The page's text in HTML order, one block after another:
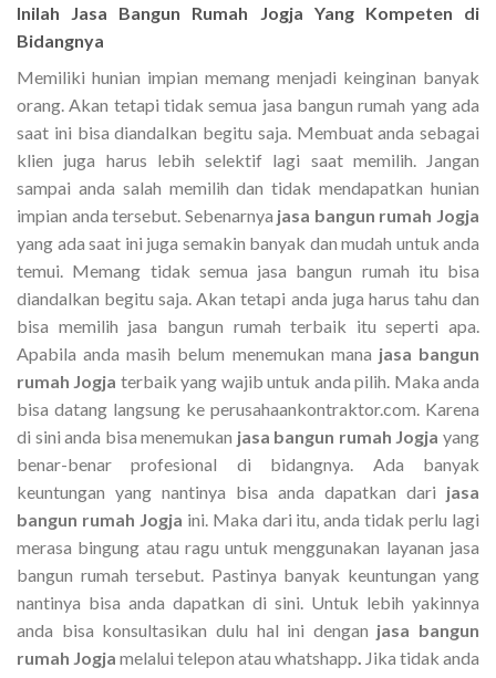
Inilah Jasa Bangun Rumah Jogja Yang Kompeten di
Bidangnya
Memiliki hunian impian memang menjadi keinginan banyak
orang. Akan tetapi tidak semua jasa bangun rumah yang ada
saat ini bisa diandalkan begitu saja. Membuat anda sebagai
klien juga harus lebih selektif lagi saat memilih. Jangan
sampai anda salah memilih dan tidak mendapatkan hunian
impian anda tersebut. Sebenarnya jasa bangun rumah Jogja
yang ada saat ini juga semakin banyak dan mudah untuk anda
temui. Memang tidak semua jasa bangun rumah itu bisa
diandalkan begitu saja. Akan tetapi anda juga harus tahu dan
bisa memilih jasa bangun rumah terbaik itu seperti apa.
Apabila anda masih belum menemukan mana jasa bangun
rumah Jogja terbaik yang wajib untuk anda pilih. Maka anda
bisa datang langsung ke perusahaankontraktor.com. Karena
di sini anda bisa menemukan jasa bangun rumah Jogjayang
benar-benar profesional di bidangnya. Ada banyak
keuntungan yang nantinya bisa anda dapatkan dari jasa
bangun rumah Jogja ini. Maka dari itu, anda tidak perlu lagi
merasa bingung atau ragu untuk menggunakan layanan jasa
bangun rumah tersebut. Pastinya banyak keuntungan yang
nantinya bisa anda dapatkan di sini. Untuk lebih yakinnya
anda bisa konsultasikan dulu hal ini dengan jasa bangun
rumah Jogja melalui telepon atau whatshapp. Jika tidak anda